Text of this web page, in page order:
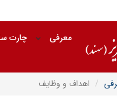
معرفی چارت
اهداف و وظایف